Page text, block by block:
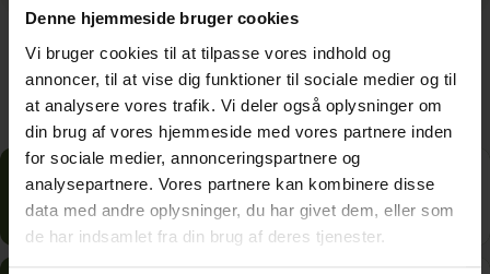
Denne hjemmeside bruger cookies
Vi bruger cookies til at tilpasse vores indhold og
annoncer, til at vise dig funktioner til sociale medier og til
at analysere vores trafik. Vi deler også oplysninger om
din brug af vores hjemmeside med vores partnere inden
for sociale medier, annonceringspartnere og
analysepartnere. Vores partnere kan kombinere disse
data med andre oplysninger, du har givet dem, eller som
de har indsamlet fra din brug af deres tjenester.
Gammel Hellerup Gymnasium er certificeret inden for
deres tilbud, så elever med ekstra interesse for
naturvidenskab og matematik kan komme på science
camps på talentcentret i Sorø – læs mereher.
Gammel Hellerup Gymnasium er medlem af UNF
Naturvidenskabelige linjer
01 Science Flex
Matematik A, Fysik B, Kemi B